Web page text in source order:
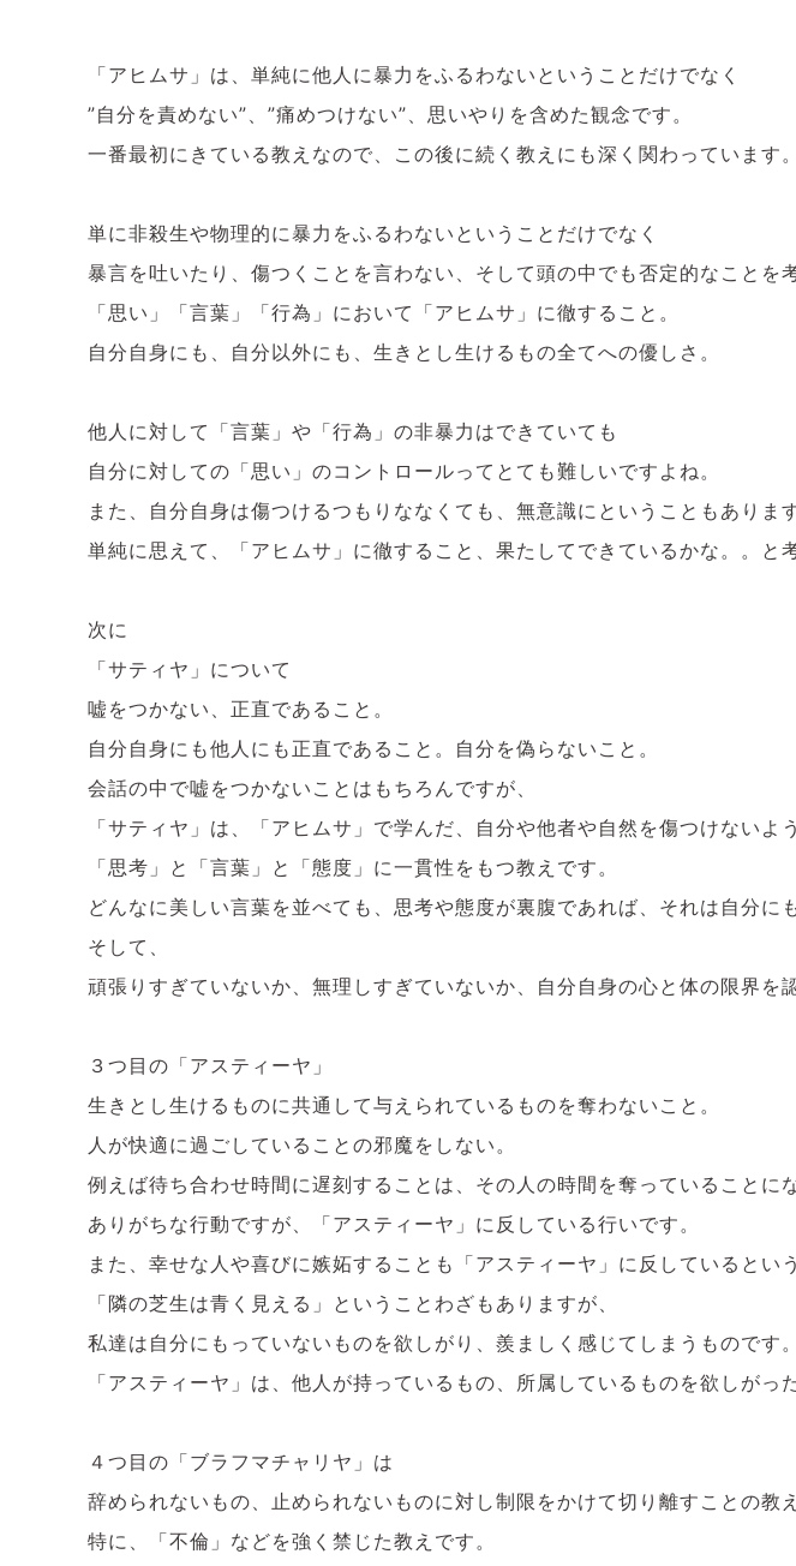
「アヒムサ」は、単純に他人に暴力をふるわないということだけでなく
”自分を責めない”、”痛めつけない”、思いやりを含めた観念です。
一番最初にきている教えなので、この後に続く教えにも深く関わっています。
単に非殺生や物理的に暴力をふるわないということだけでなく
暴言を吐いたり、傷つくことを言わない、そして頭の中でも否定的なことを
「思い」「言葉」「行為」において「アヒムサ」に徹すること。
自分自身にも、自分以外にも、生きとし生けるもの全てへの優しさ。
他人に対して「言葉」や「行為」の非暴力はできていても
自分に対しての「思い」のコントロールってとても難しいですよね。
また、自分自身は傷つけるつもりななくても、無意識にということもあります
単純に思えて、「アヒムサ」に徹すること、果たしてできているかな。。と
次に
「サティヤ」について
嘘をつかない、正直であること。
自分自身にも他人にも正直であること。自分を偽らないこと。
会話の中で嘘をつかないことはもちろんですが、
「サティヤ」は、「アヒムサ」で学んだ、自分や他者や自然を傷つけないよ
「思考」と「言葉」と「態度」に一貫性をもつ教えです。
どんなに美しい言葉を並べても、思考や態度が裏腹であれば、それは自分に
そして、
頑張りすぎていないか、無理しすぎていないか、自分自身の心と体の限界を
３つ目の「アスティーヤ」
生きとし生けるものに共通して与えられているものを奪わないこと。
人が快適に過ごしていることの邪魔をしない。
例えば待ち合わせ時間に遅刻することは、その人の時間を奪っていることに
ありがちな行動ですが、「アスティーヤ」に反している行いです。
また、幸せな人や喜びに嫉妬することも「アスティーヤ」に反しているとい
「隣の芝生は青く見える」ということわざもありますが、
私達は自分にもっていないものを欲しがり、羨ましく感じてしまうものです。
「アスティーヤ」は、他人が持っているもの、所属しているものを欲しがっ
４つ目の「ブラフマチャリヤ」は
辞められないもの、止められないものに対し制限をかけて切り離すことの教
特に、「不倫」などを強く禁じた教えです。